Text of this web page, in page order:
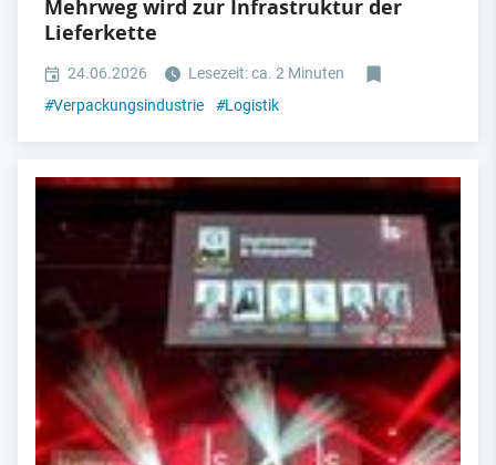
Mehrweg wird zur Infrastruktur der
Lieferkette
24.06.2026
Lesezeit: ca. 2 Minuten
#Verpackungsindustrie #Logistik